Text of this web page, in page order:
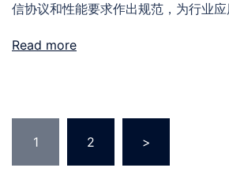
信协议和性能要求作出规范，为行业应
Read more
pagination
1 2 >